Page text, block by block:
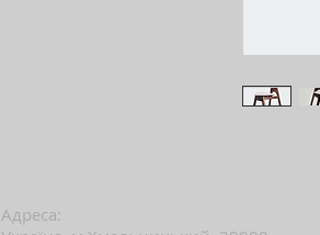
Адреса: